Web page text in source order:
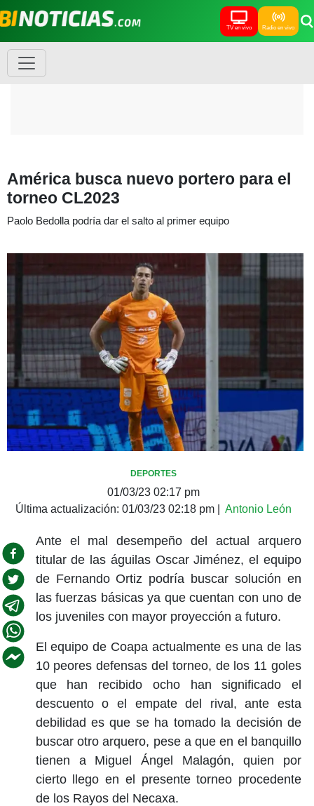
TV en vivo Radio en vivo
América busca nuevo portero para el
torneo CL2023
Paolo Bedolla podría dar el salto al primer equipo
DEPORTES
01/03/23 02:17 pm
Última actualización: 01/03/23 02:18 pm Antonio León
Ante el mal desempeño del actual arquero
titular de las águilas Oscar Jiménez, el equipo
de Fernando Ortiz podría buscar solución en
las fuerzas básicas ya que cuentan con uno de
los juveniles con mayor proyección a futuro.
El equipo de Coapa actualmente es una de las
10 peores defensas del torneo, de los 11 goles
que han recibido ocho han significado el
descuento o el empate del rival, ante esta
debilidad es que se ha tomado la decisión de
buscar otro arquero, pese a que en el banquillo
tienen a Miguel Ángel Malagón, quien por
cierto llego en el presente torneo procedente
de los Rayos del Necaxa.